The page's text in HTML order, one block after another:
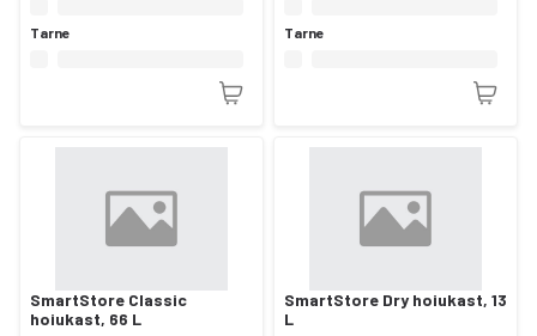
Tarne Tarne
SmartStore Classic
hoiukast, 66 L
SmartStore Dry hoiukast, 13
L